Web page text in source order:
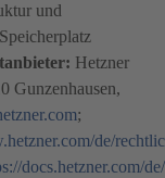
und
Hetzner
Gunzenhausen,
;
de/
docs.hetzner.com/